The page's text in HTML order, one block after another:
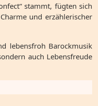
stammt, fügten sich
und erzählerischer
lebensfroh Barockmusik
auch Lebensfreude